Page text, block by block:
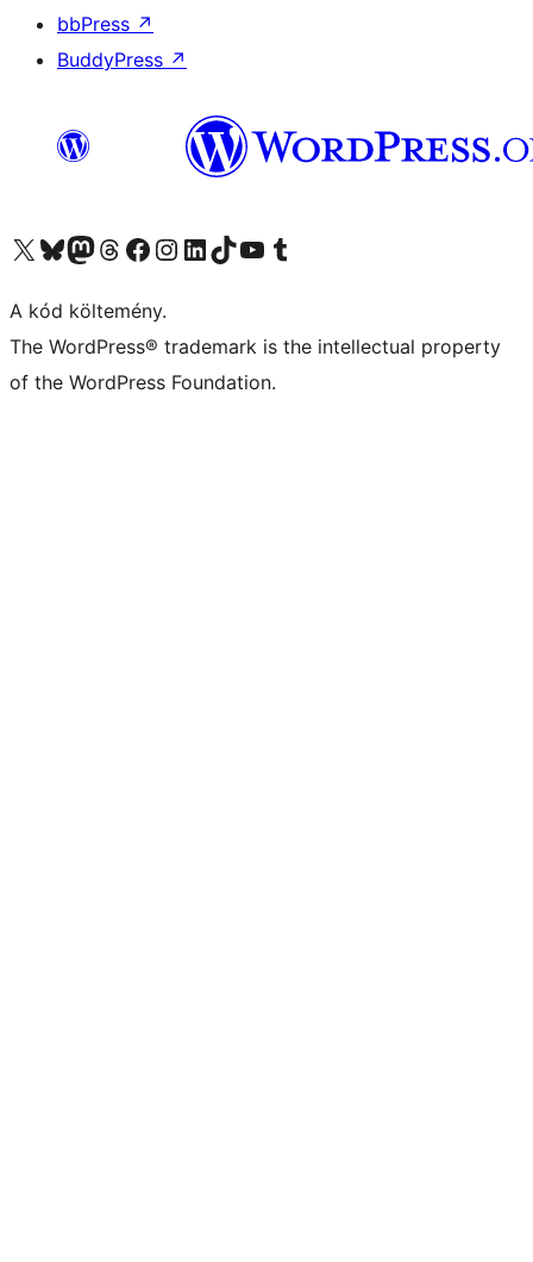
bbPress ↗
BuddyPress ↗
Visit our X (formerly Twitter) account
Visit our Bluesky account
Twitter csatornánk
Visit our Threads account
Facebook oldalunk megtekintése
Visit our Instagram account
Visit our LinkedIn account
Visit our TikTok account
Visit our YouTube channel
Visit our Tumblr account
A kód költemény.
The WordPress® trademark is the intellectual property
of the WordPress Foundation.